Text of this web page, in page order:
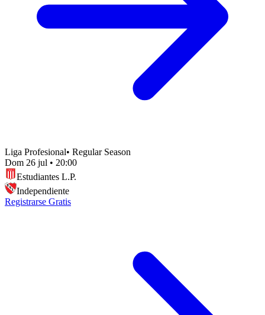
Liga Profesional• Regular Season
Dom 26 jul • 20:00
Estudiantes L.P.
Independiente
Registrarse Gratis